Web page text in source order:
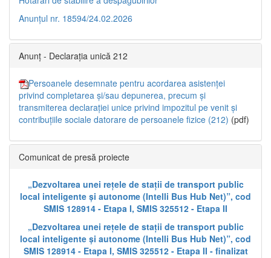
Anunțul nr. 18594/24.02.2026
Anunț - Declarația unică 212
Persoanele desemnate pentru acordarea asistenței
privind completarea și/sau depunerea, precum și
transmiterea declarației unice privind impozitul pe venit și
contribuțiile sociale datorare de persoanele fizice (212) (pdf)
Comunicat de presă proiecte
„Dezvoltarea unei rețele de stații de transport public
local inteligente și autonome (Intelli Bus Hub Net)”, cod
SMIS 128914 - Etapa I, SMIS 325512 - Etapa II
„Dezvoltarea unei rețele de stații de transport public
local inteligente și autonome (Intelli Bus Hub Net)”, cod
SMIS 128914 - Etapa I, SMIS 325512 - Etapa II - finalizat